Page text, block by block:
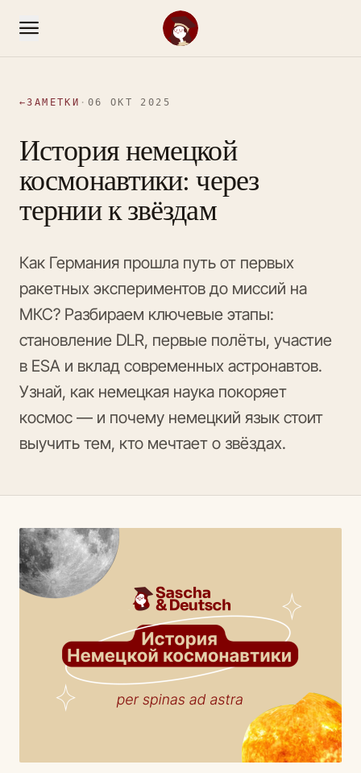
←ЗАМЕТКИ · 06 ОКТ 2025
История немецкой
космонавтики: через
тернии к звёздам
Как Германия прошла путь от первых
ракетных экспериментов до миссий на
МКС? Разбираем ключевые этапы:
становление DLR, первые полёты, участие
в ESA и вклад современных астронавтов.
Узнай, как немецкая наука покоряет
космос — и почему немецкий язык стоит
выучить тем, кто мечтает о звёздах.